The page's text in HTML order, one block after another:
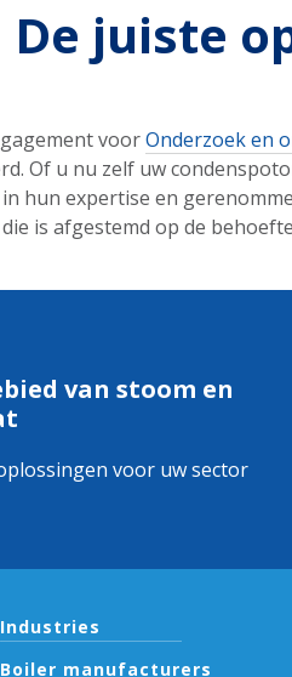
De juiste
voorOnderzoek en
Of u nu zelf uw
hun expertise en
is afgestemd op de
van stoom en
voor uw sector
Industries
Boiler manufacturers